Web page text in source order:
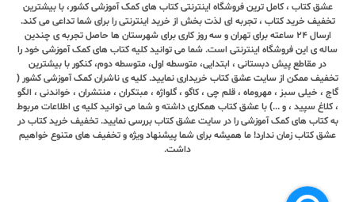
عشق کتاب ، کامل ترین فروشگاه اینترنتی کتاب های کمک آموزشی کشور، با بیشترین
تخفیف خرید کتاب ، تجربه ای لذت بخش از خرید اینترنتی را برای شما تداعی می کند.
ارسال ٢٤ ساعته برای تهران و سه روز کاری برای شهرستان ها حاصل تجربه ی چندین
ساله ی این فروشگاه اینترنتی است. شما می توانید کلیه کتاب های کمک آموزشی خود را
در مقاطع پیش دبستانی ، ابتدایی، متوسطه اول، متوسطه دوم، کنکور با بیشترین
تخفیف ممکن از سایت عشق کتاب خریداری نمایید. کلیه ی ناشران کمک آموزشی کشور (
گاج ، خیلی سبز ، مهروماه ، قلم چی ، کاگو ، گلواژه ، مبتکران ، منتشران ، خواندنی ، الگو
، کلاغ سپید ، و ...) با عشق کتاب همکاری داشته و شما می توانید کلیه ی اطلاعات مربوط
به کتاب های کمک آموزشی را در سایت عشق کتاب بررسی نمایید. تخفیف خرید کتاب در
عشق کتاب زمان ندارد! ما همیشه برای شما پیشنهاد ویژه و تخفیف های متنوع خواهیم
داشت.